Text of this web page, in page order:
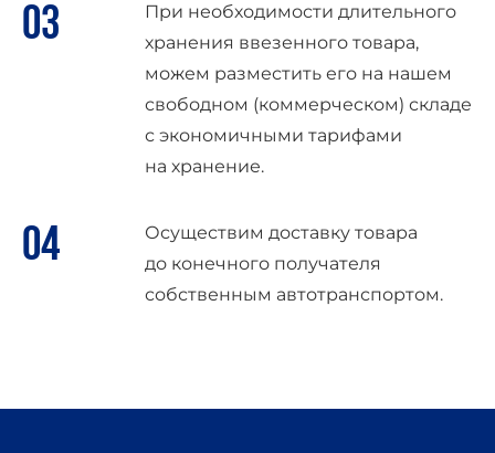
При необходимости длительного
хранения ввезенного товара,
можем разместить его на нашем
свободном (коммерческом) складе
с экономичными тарифами
на хранение.
Осуществим доставку товара
до конечного получателя
собственным автотранспортом.